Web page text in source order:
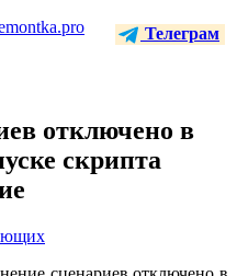
Телеграм
отключено в
скрипта